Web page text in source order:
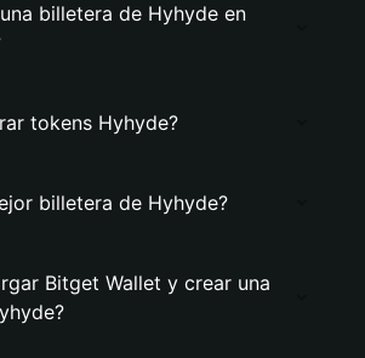
billetera de Hyhyde en
tokens Hyhyde?
billetera de Hyhyde?
Bitget Wallet y crear una